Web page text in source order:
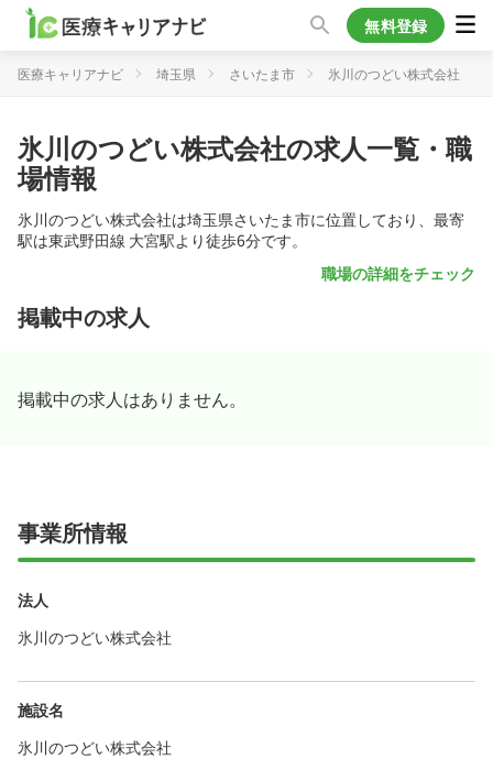
無料登録
医療キャリアナビ 埼玉県 さいたま市 氷川のつどい株式会社
氷川のつどい株式会社の求人一覧・職
場情報
氷川のつどい株式会社は埼玉県さいたま市に位置しており、最寄
駅は東武野田線 大宮駅より徒歩6分です。
職場の詳細をチェック
掲載中の求人
掲載中の求人はありません。
事業所情報
法人
氷川のつどい株式会社
施設名
氷川のつどい株式会社